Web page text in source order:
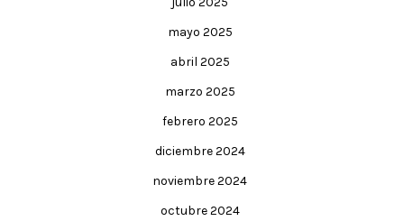
mayo 2025
abril 2025
marzo 2025
febrero 2025
diciembre 2024
noviembre 2024
octubre 2024